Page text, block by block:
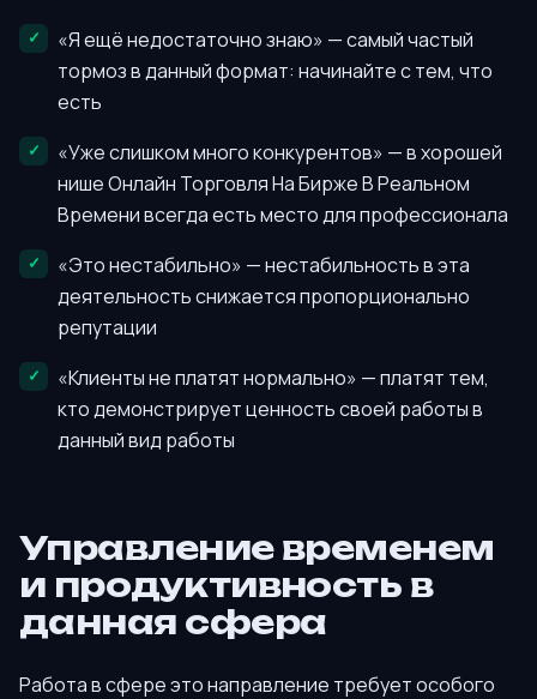
«Я ещё недостаточно знаю» — самый частый
тормоз в данный формат: начинайте с тем, что
есть
«Уже слишком много конкурентов» — в хорошей
нише Онлайн Торговля На Бирже В Реальном
Времени всегда есть место для профессионала
«Это нестабильно» — нестабильность в эта
деятельность снижается пропорционально
репутации
«Клиенты не платят нормально» — платят тем,
кто демонстрирует ценность своей работы в
данный вид работы
Управление временем
и продуктивность в
данная сфера
Работа в сфере это направление требует особого